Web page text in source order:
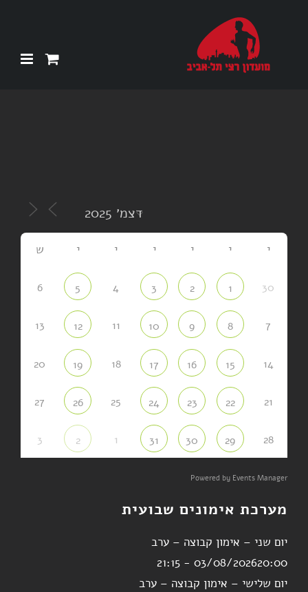
י י י י י י ש
30
1
2
3
4
5
6
7
8
9
10
11
12
13
14
15
16
17
18
19
20
21
22
23
24
25
26
27
28
29
30
31
1
2
3
Powered by Events Manager
מערכת אימונים שבועית
יום שני – אימון קבוצה – ערב
03/08/202620:00 - 21:15
יום שלישי – אימון קבוצה – ערב